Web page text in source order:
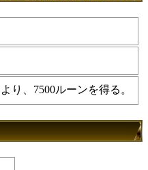
り、7500ルーンを得る。